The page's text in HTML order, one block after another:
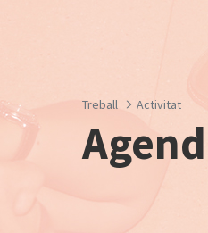
Treball Activitat